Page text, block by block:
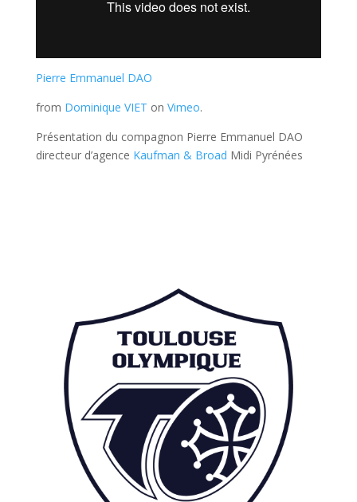
Pierre Emmanuel DAO
from Dominique VIET on Vimeo.
Présentation du compagnon Pierre Emmanuel DAO
directeur d’agence Kaufman & Broad Midi Pyrénées